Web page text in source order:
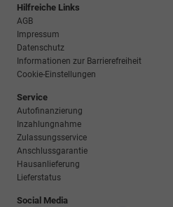
Hilfreiche Links
AGB
Impressum
Datenschutz
Informationen zur Barrierefreiheit
Cookie-Einstellungen
Service
Autofinanzierung
Inzahlungnahme
Zulassungsservice
Anschlussgarantie
Hausanlieferung
Lieferstatus
Social Media